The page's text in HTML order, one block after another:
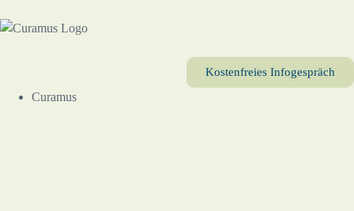
Kostenfreies Infogespräch
Curamus